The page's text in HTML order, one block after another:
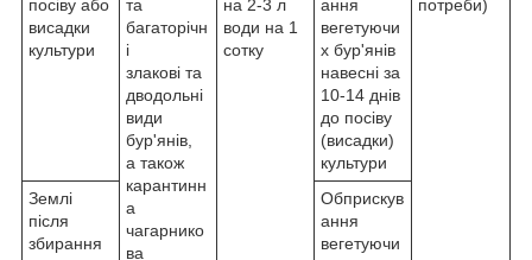
посіву або
висадки
культури
та
багаторічн
і
злакові та
дводольні
види
бур'янів,
а також
карантинн
а
чагарнико
ва
на 2-3 л
води на 1
сотку
ання
вегетуючи
х бур'янів
навесні за
10-14 днів
до посіву
(висадки)
культури
потреби)
Землі
після
збирання
Обприскув
ання
вегетуючи